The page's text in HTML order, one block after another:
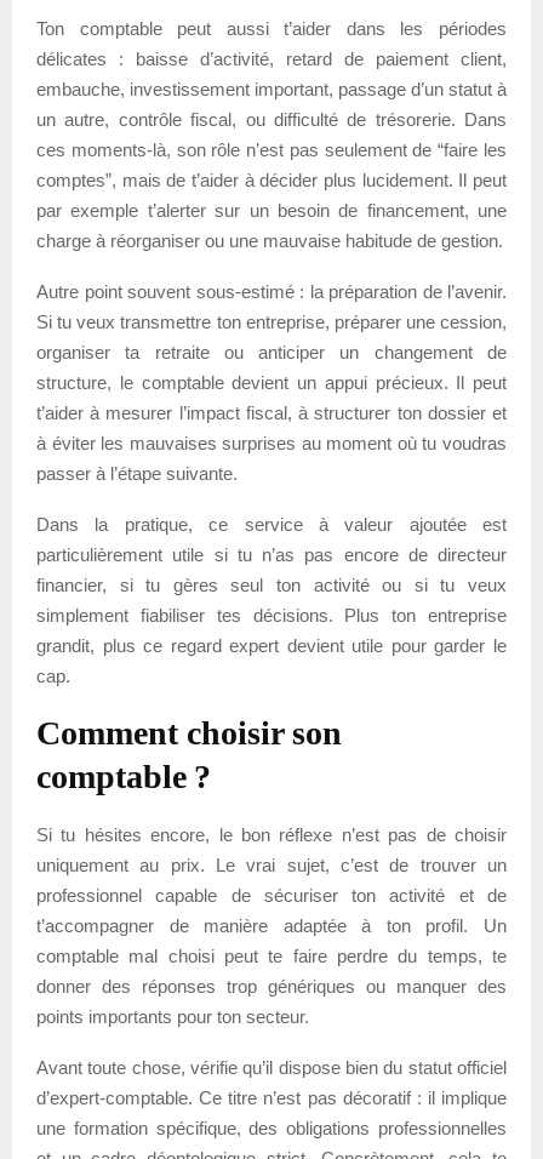
Ton comptable peut aussi t’aider dans les périodes
délicates : baisse d’activité, retard de paiement client,
embauche, investissement important, passage d’un statut à
un autre, contrôle fiscal, ou difficulté de trésorerie. Dans
ces moments-là, son rôle n’est pas seulement de “faire les
comptes”, mais de t’aider à décider plus lucidement. Il peut
par exemple t’alerter sur un besoin de financement, une
charge à réorganiser ou une mauvaise habitude de gestion.
Autre point souvent sous-estimé : la préparation de l’avenir.
Si tu veux transmettre ton entreprise, préparer une cession,
organiser ta retraite ou anticiper un changement de
structure, le comptable devient un appui précieux. Il peut
t’aider à mesurer l’impact fiscal, à structurer ton dossier et
à éviter les mauvaises surprises au moment où tu voudras
passer à l’étape suivante.
Dans la pratique, ce service à valeur ajoutée est
particulièrement utile si tu n’as pas encore de directeur
financier, si tu gères seul ton activité ou si tu veux
simplement fiabiliser tes décisions. Plus ton entreprise
grandit, plus ce regard expert devient utile pour garder le
cap.
Comment choisir son
comptable ?
Si tu hésites encore, le bon réflexe n’est pas de choisir
uniquement au prix. Le vrai sujet, c’est de trouver un
professionnel capable de sécuriser ton activité et de
t’accompagner de manière adaptée à ton profil. Un
comptable mal choisi peut te faire perdre du temps, te
donner des réponses trop génériques ou manquer des
points importants pour ton secteur.
Avant toute chose, vérifie qu’il dispose bien du statut officiel
d’expert-comptable. Ce titre n’est pas décoratif : il implique
une formation spécifique, des obligations professionnelles